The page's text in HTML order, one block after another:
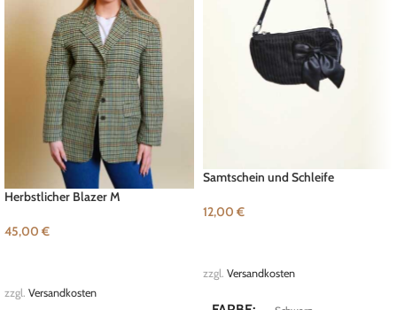
Herbstlicher Blazer M
45,00 €
zzgl. Versandkosten
Samtschein und Schleife
12,00 €
zzgl. Versandkosten